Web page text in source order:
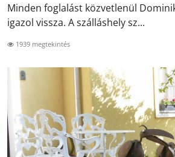
Minden foglalást közvetlenül
igazol vissza. A szálláshely sz...
1939 megtekintés